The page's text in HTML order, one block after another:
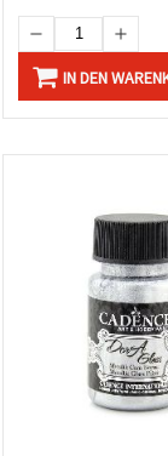
IN DEN